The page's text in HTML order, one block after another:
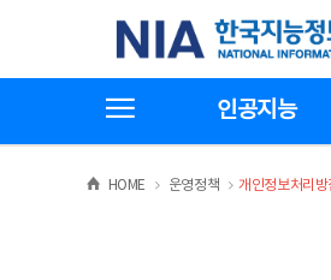
한국지능정보사회진흥원
인공지능
HOME >운영정책 >
개인정보처리방